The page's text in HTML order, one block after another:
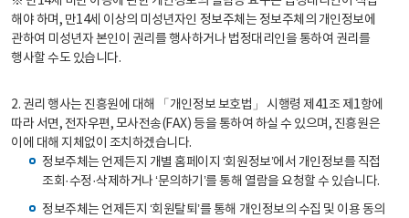
해야 하며, 만14세 이상의 미성년자인 정보주체는 정보주체의 개인정보에
관하여 미성년자 본인이 권리를 행사하거나 법정대리인을 통하여 권리를
행사할 수도 있습니다.
2. 권리 행사는 진흥원에 대해 「개인정보 보호법」 시행령 제41조 제1항에
따라 서면, 전자우편, 모사전송(FAX) 등을 통하여 하실 수 있으며, 진흥원은
이에 대해 지체없이 조치하겠습니다.
정보주체는 언제든지 개별 홈페이지 ‘회원정보’에서 개인정보를 직접
조회·수정·삭제하거나 ‘문의하기’를 통해 열람을 요청할 수 있습니다.
정보주체는 언제든지 ‘회원탈퇴’를 통해 개인정보의 수집 및 이용 동의